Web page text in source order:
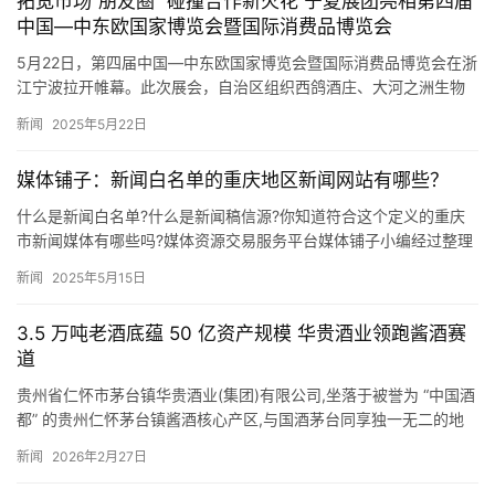
中国—中东欧国家博览会暨国际消费品博览会
5月22日，第四届中国—中东欧国家博览会暨国际消费品博览会在浙
江宁波拉开帷幕。此次展会，自治区组织西鸽酒庄、大河之洲生物
以…
新闻 2025年5月22日
媒体铺子：新闻白名单的重庆地区新闻网站有哪些？
什么是新闻白名单?什么是新闻稿信源?你知道符合这个定义的重庆
市新闻媒体有哪些吗?媒体资源交易服务平台媒体铺子小编经过整理
新闻 2025年5月15日
3.5 万吨老酒底蕴 50 亿资产规模 华贵酒业领跑酱酒赛
道
贵州省仁怀市茅台镇华贵酒业(集团)有限公司,坐落于被誉为 “中国酒
都” 的贵州仁怀茅台镇酱酒核心产区,与国酒茅台同享独一无二的地
新闻 2026年2月27日